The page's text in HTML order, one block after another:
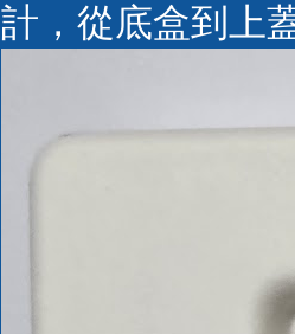
計，從底盒到上